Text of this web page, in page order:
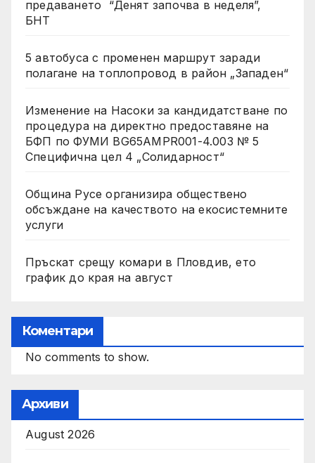
предаването “Денят започва в неделя”,
БНТ
5 автобуса с променен маршрут заради
полагане на топлопровод в район „Западен“
Изменение на Насоки за кандидатстване по
процедура на директно предоставяне на
БФП по ФУМИ BG65AMPR001-4.003 № 5
Специфична цел 4 „Солидарност“
Община Русе организира обществено
обсъждане на качеството на екосистемните
услуги
Пръскат срещу комари в Пловдив, ето
график до края на август
Коментари
No comments to show.
Архиви
August 2026